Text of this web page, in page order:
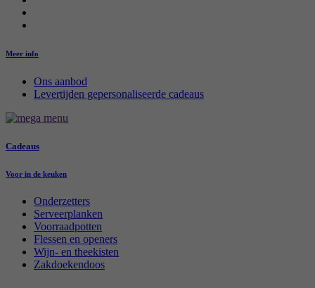
Meer info
Ons aanbod
Levertijden gepersonaliseerde cadeaus
Cadeaus
Voor in de keuken
Onderzetters
Serveerplanken
Voorraadpotten
Flessen en openers
Wijn- en theekisten
Zakdoekendoos